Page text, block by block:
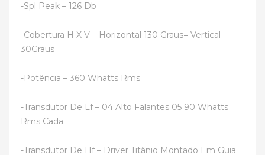
-Spl Peak – 126 Db
-Cobertura H X V – Horizontal 130 Graus= Vertical
30Graus
-Potência – 360 Whatts Rms
-Transdutor De Lf – 04 Alto Falantes 05 90 Whatts
Rms Cada
-Transdutor De Hf – Driver Titânio Montado Em Guia